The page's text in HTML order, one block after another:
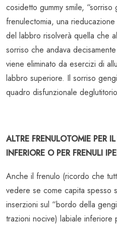
cosidetto gummy smile,
frenulectomia, una
del labbro risolverà quella che
sorriso che andava
viene eliminato da esercizi di
labbro superiore. Il sorriso
quadro disfunzionale
ALTRE FRENULOTOMIE PER
INFERIORE O PER FRENULI
Anche il frenulo (ricordo che
vedere se come capita spesso
inserzioni sul “bordo della
trazioni nocive) labiale inferiore